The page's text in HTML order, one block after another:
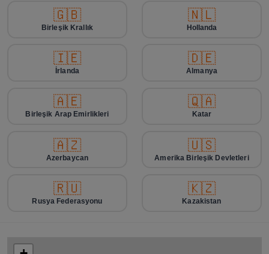
🇬🇧
Birleşik Krallık
🇳🇱
Hollanda
🇮🇪
İrlanda
🇩🇪
Almanya
🇦🇪
Birleşik Arap Emirlikleri
🇶🇦
Katar
🇦🇿
Azerbaycan
🇺🇸
Amerika Birleşik Devletleri
🇷🇺
Rusya Federasyonu
🇰🇿
Kazakistan